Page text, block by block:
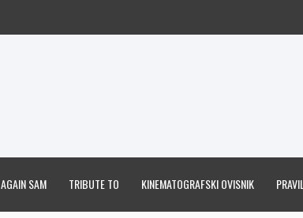
SAM TRIBUTE TO KINEMATOGRAFSKI OVISNIK